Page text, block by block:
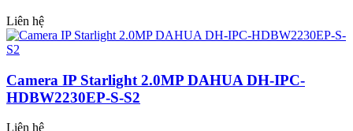
Liên hệ
Camera IP Starlight 2.0MP DAHUA DH-IPC-
HDBW2230EP-S-S2
Liên hệ